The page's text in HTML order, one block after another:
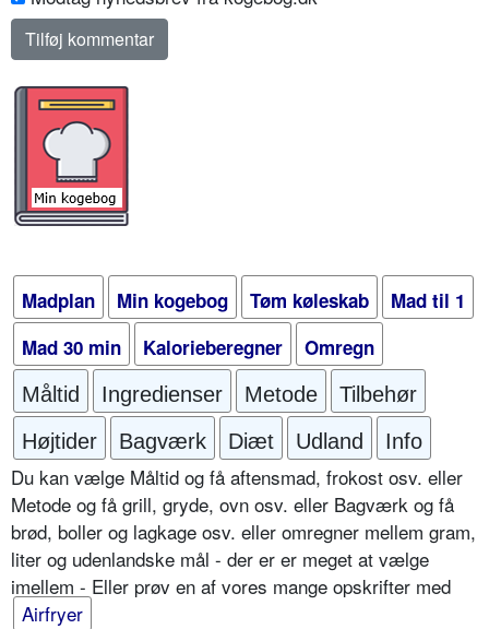
Madplan Min kogebog Tøm køleskab
Mad til 1
Mad 30 min
Kalorieberegner Omregn
Måltid Ingredienser Metode
Tilbehør
Højtider
Bagværk Diæt Udland Info
Du kan vælge Måltid og få aftensmad, frokost osv. eller
Metode og få grill, gryde, ovn osv. eller Bagværk og få
brød, boller og lagkage osv. eller omregner mellem gram,
liter og udenlandske mål - der er er meget at vælge
imellem - Eller prøv en af vores mange opskrifter med
Airfryer